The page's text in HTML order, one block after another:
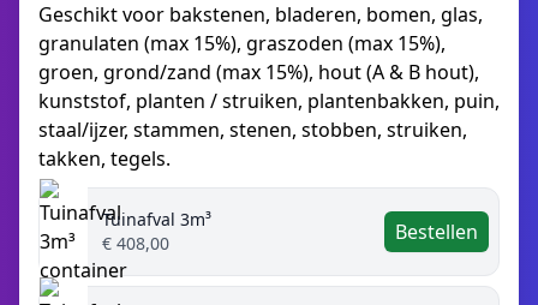
Geschikt voor bakstenen, bladeren, bomen, glas,
granulaten (max 15%), graszoden (max 15%),
groen, grond/zand (max 15%), hout (A & B hout),
kunststof, planten / struiken, plantenbakken, puin,
staal/ijzer, stammen, stenen, stobben, struiken,
takken, tegels.
Tuinafval 3m³
€ 408,00
Bestellen